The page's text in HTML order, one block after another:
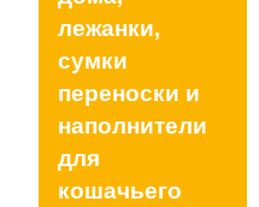
лежанки,
сумки
переноски и
наполнители
для
кошачьего